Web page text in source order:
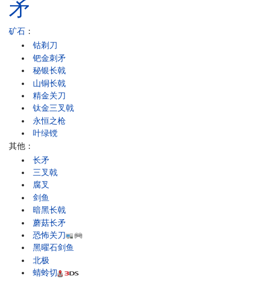
矛
矿石 ：
钴剃刀
钯金刺矛
秘银长戟
山铜长戟
精金关刀
钛金三叉戟
永恒之枪
叶绿镋
其他：
长矛
三叉戟
腐叉
剑鱼
暗黑长戟
蘑菇长矛
恐怖关刀
黑曜石剑鱼
北极
蜻蛉切